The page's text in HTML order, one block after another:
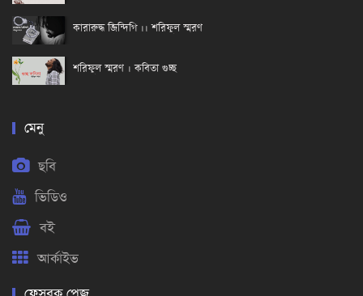
কারারুদ্ধ জিন্দিগি ।। শরিফুল স্মরণ
শরিফুল স্মরণ । কবিতা গুচ্ছ
মেনু
ছবি
ভিডিও
বই
আর্কাইভ